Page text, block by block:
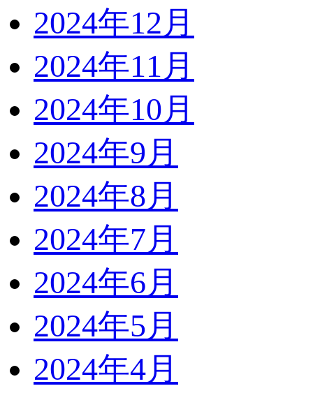
2024年12月
2024年11月
2024年10月
2024年9月
2024年8月
2024年7月
2024年6月
2024年5月
2024年4月